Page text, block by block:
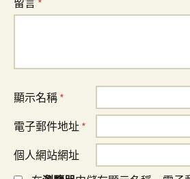
留言 *
顯示名稱 *
電子郵件地址 *
個人網站網址